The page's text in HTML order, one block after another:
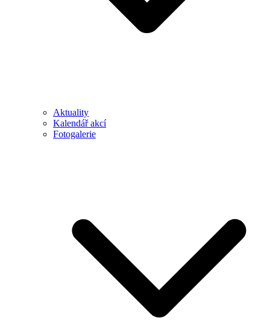
Aktuality
Kalendář akcí
Fotogalerie